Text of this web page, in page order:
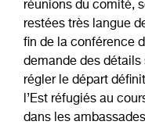
réunions du comité,
restées très langue
fin de la conférence
demande des
régler le départ
l’Est réfugiés au
dans les